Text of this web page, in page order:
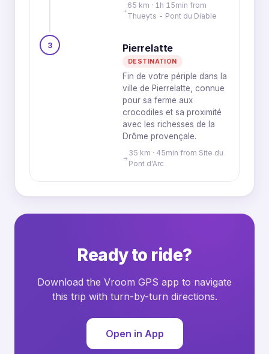
65 km · 1h 15min from
Thueyts - Pont du Diable
3 Pierrelatte
DESTINATION
Fin de votre périple dans la
ville de Pierrelatte, connue
pour sa ferme aux
crocodiles et sa proximité
avec les richesses de la
Drôme provençale.
35 km · 45min from Site du
Pont d'Arc
Ready to ride?
Download the Vroom GPS app to navigate
this trip with turn-by-turn directions.
Open in App